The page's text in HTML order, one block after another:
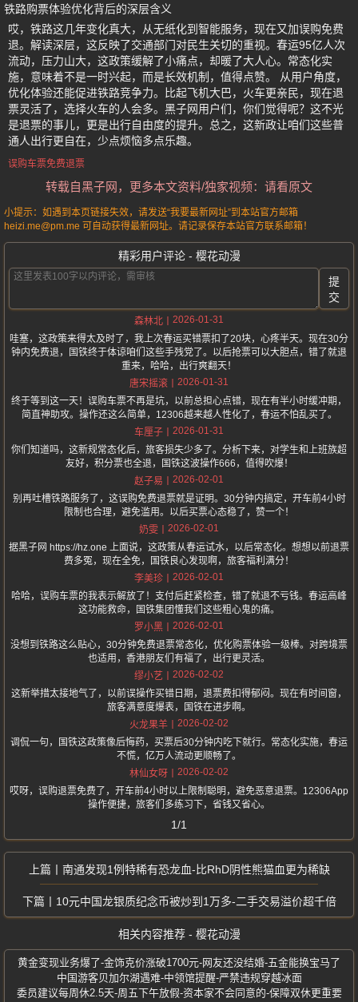
铁路购票体验优化背后的深层含义
哎，铁路这几年变化真大，从无纸化到智能服务，现在又加误购免费
退。解读深层，这反映了交通部门对民生关切的重视。春运95亿人次
流动，压力山大，这政策缓解了小痛点，却暖了大人心。常态化实
施，意味着不是一时兴起，而是长效机制，值得点赞。 从用户角度，
优化体验还能促进铁路竞争力。比起飞机大巴，火车更亲民，现在退
票灵活了，选择火车的人会多。黑子网用户们，你们觉得呢？这不光
是退票的事儿，更是出行自由度的提升。总之，这新政让咱们这些普
通人出行更自在，少点烦恼多点乐趣。
误购车票免费退票
转载自黑子网，更多本文资料/独家视频：请看原文
小提示：如遇到本页链接失效，请发送“我要最新网址”到本站官方邮箱
heizi.me@pm.me 可自动获得最新网址。请记录保存本站官方联系邮箱！
精彩用户评论 - 樱花动漫
提
交
森林北
2026-01-31
哇塞，这政策来得太及时了，我上次春运买错票扣了20块，心疼半天。现在30分
钟内免费退，国铁终于体谅咱们这些手残党了。以后抢票可以大胆点，错了就退
重来，哈哈，出行爽翻天！
唐宋摇滚
2026-01-31
终于等到这一天！误购车票不再是坑，以前总担心点错，现在有半小时缓冲期，
简直神助攻。操作还这么简单，12306越来越人性化了，春运不怕乱买了。
车厘子
2026-01-31
你们知道吗，这新规常态化后，旅客损失少多了。分析下来，对学生和上班族超
友好，积分票也全退，国铁这波操作666，值得吹爆！
赵子易
2026-02-01
别再吐槽铁路服务了，这误购免费退票就是证明。30分钟内搞定，开车前4小时
限制也合理，避免滥用。以后买票心态稳了，赞一个！
奶雯
2026-02-01
据黑子网 https://hz.one 上面说，这政策从春运试水，以后常态化。想想以前退票
费多冤，现在全免，国铁良心发现啊，旅客福利满分！
李美珍
2026-02-01
哈哈，误购车票的我表示解放了！支付后赶紧检查，错了就退不亏钱。春运高峰
这功能救命，国铁集团懂我们这些粗心鬼的痛。
罗小黑
2026-02-01
没想到铁路这么贴心，30分钟免费退票常态化，优化购票体验一级棒。对跨境票
也适用，香港朋友们有福了，出行更灵活。
缪小艺
2026-02-02
这新举措太接地气了，以前误操作买错日期，退票费扣得郁闷。现在有时间窗，
旅客满意度爆表，国铁在进步啊。
火龙果羊
2026-02-02
调侃一句，国铁这政策像后悔药，买票后30分钟内吃下就行。常态化实施，春运
不慌，亿万人流动更顺畅了。
林仙女呀
2026-02-02
哎呀，误购退票免费了，开车前4小时以上限制聪明，避免恶意退票。12306App
操作便捷，旅客们多练习下，省钱又省心。
1/1
南通发现1例特稀有恐龙血-比RhD阴性熊猫血更为稀缺
10元中国龙银质纪念币被炒到1万多-二手交易溢价超千倍
相关内容推荐 - 樱花动漫
黄金变现业务爆了-金饰克价涨破1700元-网友还没结婚-五金能换宝马了
中国游客贝加尔湖遇难-中领馆提醒-严禁违规穿越冰面
委员建议每周休2.5天-周五下午放假-资本家不会同意的-保障双休更重要